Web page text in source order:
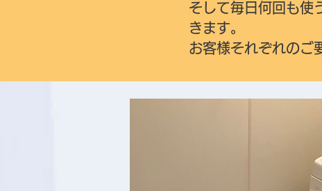
そして毎日何回も使
きます。
お客様それぞれのご